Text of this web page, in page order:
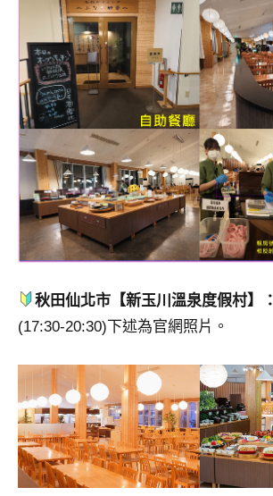
秋田仙北市【新玉川溫泉度假村】：
(17:30-20:30)下述為官網照片。